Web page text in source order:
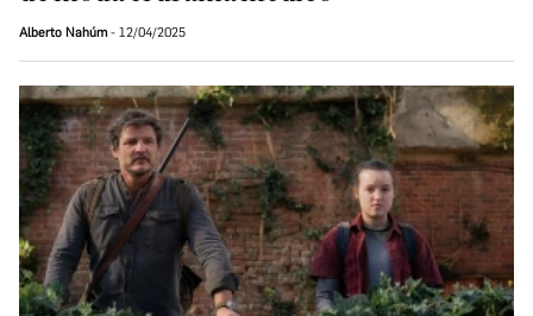
Alberto Nahúm 12/04/2025